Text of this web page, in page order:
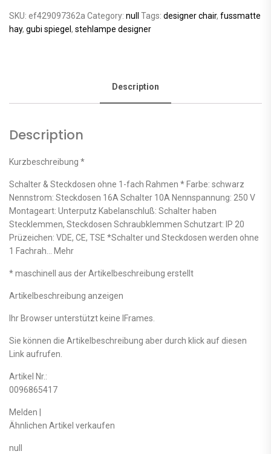
SKU: ef429097362a Category: null Tags: designer chair, fussmatte
hay, gubi spiegel , stehlampe designer
Description
Description
Kurzbeschreibung *
Schalter & Steckdosen ohne 1-fach Rahmen * Farbe: schwarz
Nennstrom: Steckdosen 16A Schalter 10A Nennspannung: 250 V
Montageart: Unterputz Kabelanschluß: Schalter haben
Stecklemmen, Steckdosen Schraubklemmen Schutzart: IP 20
Prüzeichen: VDE, CE, TSE *Schalter und Steckdosen werden ohne
1 Fachrah… Mehr
* maschinell aus der Artikelbeschreibung erstellt
Artikelbeschreibung anzeigen
Ihr Browser unterstützt keine IFrames.
Sie können die Artikelbeschreibung aber durch klick auf diesen
Link aufrufen.
Artikel Nr.:
0096865417
Melden |
Ähnlichen Artikel verkaufen
null